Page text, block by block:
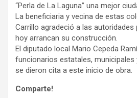
“Perla de La Laguna” una mejor
La beneficiaria y vecina de estas
Carrillo agradeció a las
hoy arrancan su construcción.
El diputado local Mario Cepeda
funcionarios estatales, municipales
se dieron cita a este inicio de obra.
Comparte!